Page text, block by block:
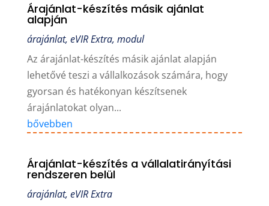
Árajánlat-készítés másik ajánlat
alapján
árajánlat, eVIR Extra, modul
Az árajánlat-készítés másik ajánlat alapján
lehetővé teszi a vállalkozások számára, hogy
gyorsan és hatékonyan készítsenek
árajánlatokat olyan...
bővebben
Árajánlat-készítés a vállalatirányítási
rendszeren belül
árajánlat, eVIR Extra